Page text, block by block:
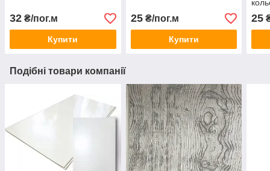
32 ₴/пог.м
Купити
25₴/пог.м
Купити
25
Подібні товари компанії